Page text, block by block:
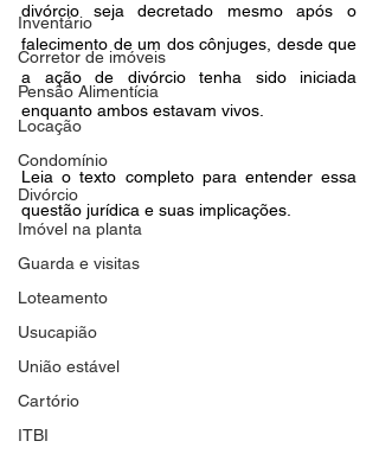
Inventário
Corretor de imóveis
Pensão Alimentícia
Locação
Condomínio
Divórcio
Imóvel na planta
Guarda e visitas
Loteamento
Usucapião
União estável
Cartório
ITBI
divórcio seja decretado mesmo após o
falecimento de um dos cônjuges, desde que
a ação de divórcio tenha sido iniciada
enquanto ambos estavam vivos.
Leia o texto completo para entender essa
questão jurídica e suas implicações.